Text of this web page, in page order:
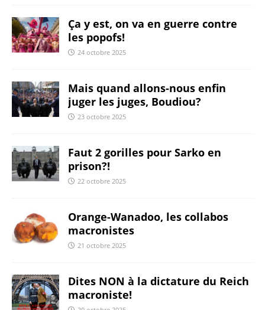
Ça y est, on va en guerre contre
les popofs!
24 octobre 2025
Mais quand allons-nous enfin
juger les juges, Boudiou?
23 octobre 2025
Faut 2 gorilles pour Sarko en
prison?!
22 octobre 2025
Orange-Wanadoo, les collabos
macronistes
21 octobre 2025
Dites NON à la dictature du Reich
macroniste!